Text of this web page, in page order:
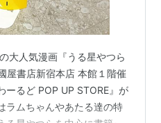
大人気漫画『うる星やつら
屋書店新宿本店 本館１階催
ーるど POP UP STORE』が
ラムちゃんやあたる達の特